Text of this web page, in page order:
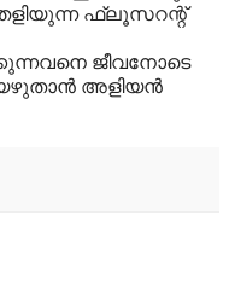
ഫ്ലൂസറന്റ്
ജീവനോടെ
അളിയൻ